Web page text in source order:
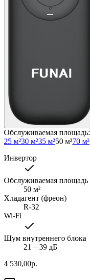
Обслуживаемая площадь:
25 м²30 м²35 м²50 м²70 м²
Инвертор
Обслуживаемая площадь
50 м²
Хладагент (фреон)
R-32
Wi-Fi
Шум внутреннего блока
21 ‒ 39 дБ
4 530,00р.